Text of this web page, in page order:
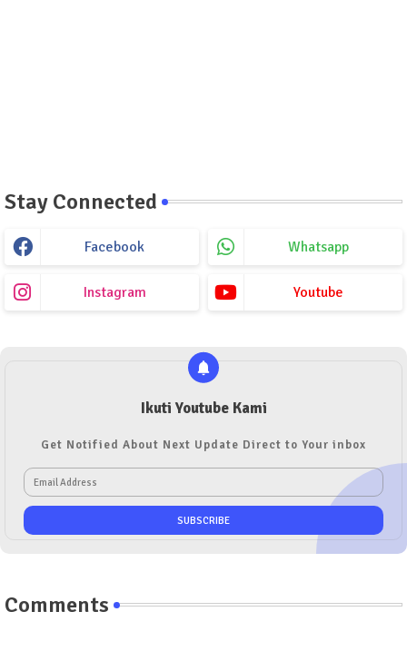
Stay Connected
Facebook Whatsapp
Instagram Youtube
Ikuti Youtube Kami
Get Notified About Next Update Direct to Your inbox
Comments